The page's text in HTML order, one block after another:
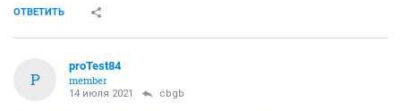
ОТВЕТИТЬ
P
proTest84
member
14 июля 2021 cbgb